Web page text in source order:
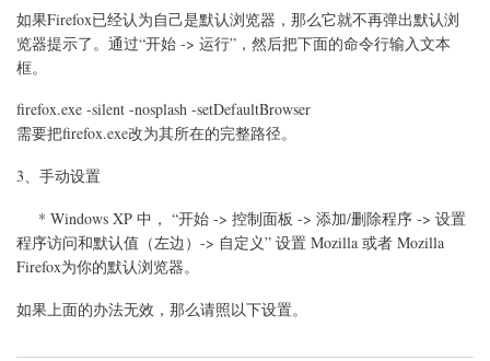
系
统
默
如果Firefox已经认为自己是默认浏览器，那么它就不再弹出默认浏
览器提示了。通过“开始 -> 运行”，然后把下面的命令行输入文本
框。
firefox.exe -silent -nosplash -setDefaultBrowser
需要把firefox.exe改为其所在的完整路径。
3、手动设置
* Windows XP 中， “开始 -> 控制面板 -> 添加/删除程序 -> 设置
程序访问和默认值（左边）-> 自定义” 设置 Mozilla 或者 Mozilla
Firefox为你的默认浏览器。
如果上面的办法无效，那么请照以下设置。